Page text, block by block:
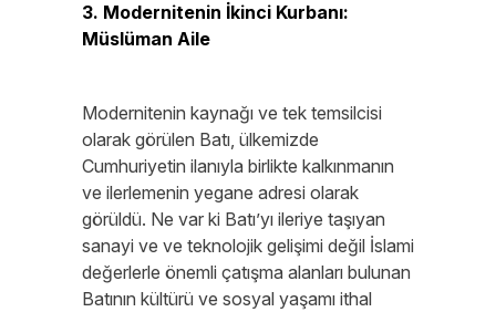
3. Modernitenin İkinci Kurbanı:
Müslüman Aile
Modernitenin kaynağı ve tek temsilcisi
olarak görülen Batı, ülkemizde
Cumhuriyetin ilanıyla birlikte kalkınmanın
ve ilerlemenin yegane adresi olarak
görüldü. Ne var ki Batı’yı ileriye taşıyan
sanayi ve ve teknolojik gelişimi değil İslami
değerlerle önemli çatışma alanları bulunan
Batının kültürü ve sosyal yaşamı ithal